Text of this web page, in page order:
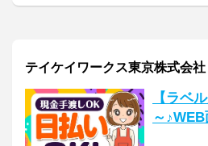
テイケイワークス東京株式会
【ラベ
～